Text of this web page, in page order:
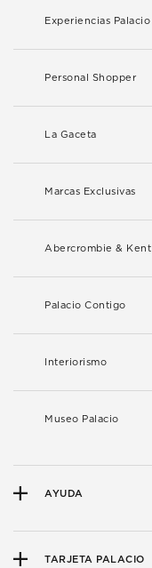
Experiencias Palacio
Personal Shopper
La Gaceta
Marcas Exclusivas
Abercrombie & Kent
Palacio Contigo
Interiorismo
Museo Palacio
AYUDA
TARJETA PALACIO